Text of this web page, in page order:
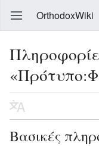
OrthodoxWiki
Βασικές